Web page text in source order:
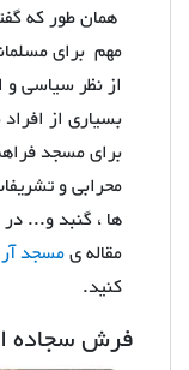
همان طور که
مهم برای
از نظر سیاسی و
بسیاری از
برای مسجد
محرابی و
ها ، گنبد و...
مقاله یمسجد
کنید.
فرش سجاده